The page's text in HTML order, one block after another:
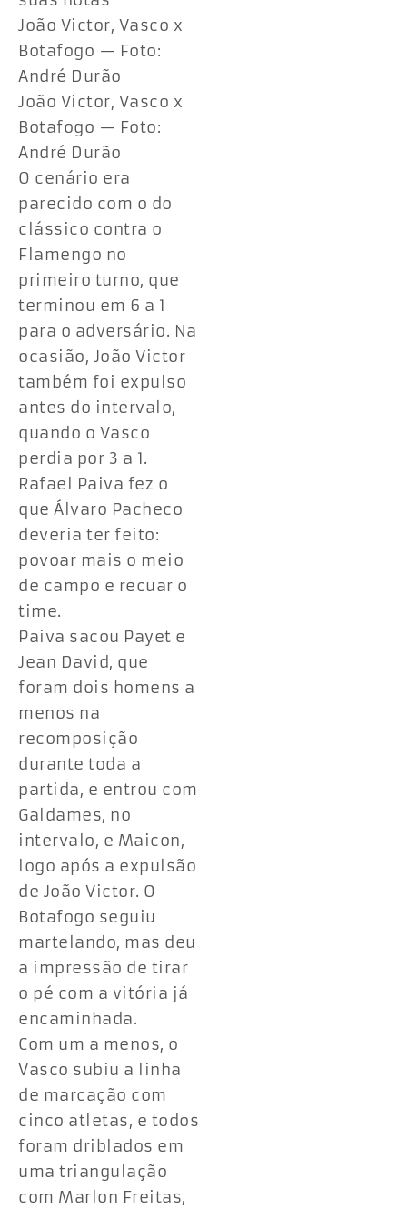
João Victor, Vasco x
Botafogo — Foto:
André Durão
João Victor, Vasco x
Botafogo — Foto:
André Durão
O cenário era
parecido com o do
clássico contra o
Flamengo no
primeiro turno, que
terminou em 6 a 1
para o adversário. Na
ocasião, João Victor
também foi expulso
antes do intervalo,
quando o Vasco
perdia por 3 a 1.
Rafael Paiva fez o
que Álvaro Pacheco
deveria ter feito:
povoar mais o meio
de campo e recuar o
time.
Paiva sacou Payet e
Jean David, que
foram dois homens a
menos na
recomposição
durante toda a
partida, e entrou com
Galdames, no
intervalo, e Maicon,
logo após a expulsão
de João Victor. O
Botafogo seguiu
martelando, mas deu
a impressão de tirar
o pé com a vitória já
encaminhada.
Com um a menos, o
Vasco subiu a linha
de marcação com
cinco atletas, e todos
foram driblados em
uma triangulação
com Marlon Freitas,